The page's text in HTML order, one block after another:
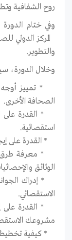
روح الشفافية
وفي ختام
المركز الدولي
والتطوير.
وخلال الدورة،
* تمييز أوجه
الصحافة الأخرى.
* القدرة على
استقصائية.
* القدرة على
* معرفة طرق
الوثائق
* إدراك
الاستقصائي.
* القدرة على
مشروعك
* كيفية تخطيط